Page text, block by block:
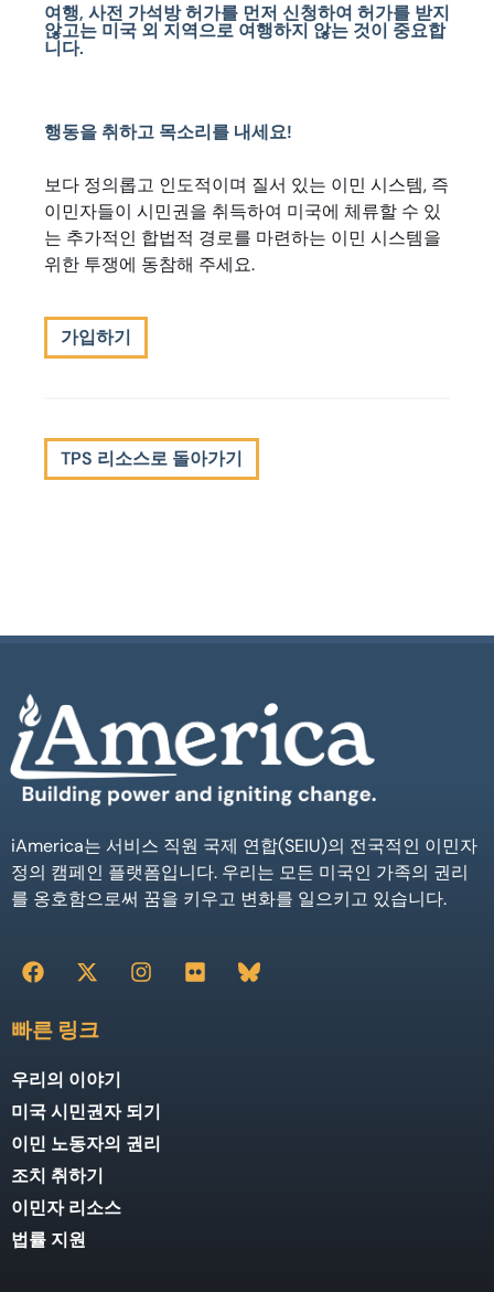
여행, 사전 가석방 허가를 먼저 신청하여 허가를 받지
않고는 미국 외 지역으로 여행하지 않는 것이 중요합
니다.
행동을 취하고 목소리를 내세요!
보다 정의롭고 인도적이며 질서 있는 이민 시스템, 즉
이민자들이 시민권을 취득하여 미국에 체류할 수 있
는 추가적인 합법적 경로를 마련하는 이민 시스템을
위한 투쟁에 동참해 주세요.
가입하기
TPS 리소스로 돌아가기
iAmerica는 서비스 직원 국제 연합(SEIU)의 전국적인 이민자
정의 캠페인 플랫폼입니다. 우리는 모든 미국인 가족의 권리
를 옹호함으로써 꿈을 키우고 변화를 일으키고 있습니다.
빠른 링크
우리의 이야기
미국 시민권자 되기
이민 노동자의 권리
조치 취하기
이민자 리소스
법률 지원